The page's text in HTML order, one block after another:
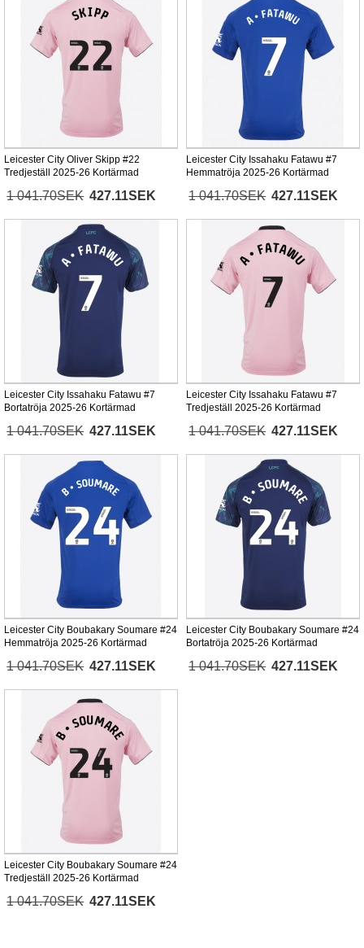
Leicester City Oliver Skipp #22
Tredjeställ 2025-26 Kortärmad
1 041.70SEK 427.11SEK
Leicester City Issahaku Fatawu #7
Hemmatröja 2025-26 Kortärmad
1 041.70SEK 427.11SEK
Leicester City Issahaku Fatawu #7
Bortatröja 2025-26 Kortärmad
1 041.70SEK 427.11SEK
Leicester City Issahaku Fatawu #7
Tredjeställ 2025-26 Kortärmad
1 041.70SEK 427.11SEK
Leicester City Boubakary Soumare #24
Hemmatröja 2025-26 Kortärmad
1 041.70SEK 427.11SEK
Leicester City Boubakary Soumare #24
Bortatröja 2025-26 Kortärmad
1 041.70SEK 427.11SEK
Leicester City Boubakary Soumare #24
Tredjeställ 2025-26 Kortärmad
1 041.70SEK 427.11SEK